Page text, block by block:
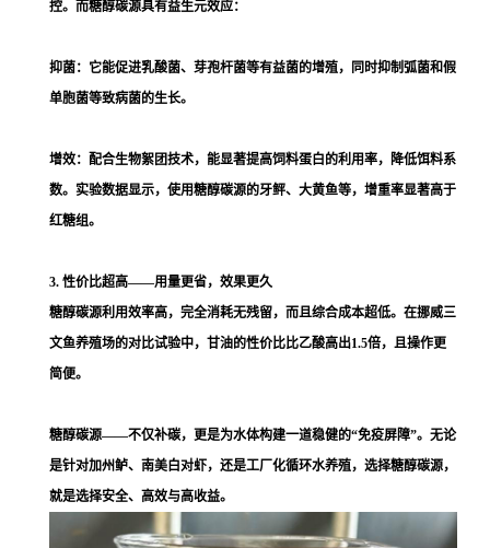
控。而糖醇碳源具有益生元效应：
抑菌：它能促进乳酸菌、芽孢杆菌等有益菌的增殖，同时抑制弧菌和假
单胞菌等致病菌的生长。
增效：配合生物絮团技术，能显著提高饲料蛋白的利用率，降低饵料系
数。实验数据显示，使用糖醇碳源的牙鲆、大黄鱼等，增重率显著高于
红糖组。
3. 性价比超高——用量更省，效果更久
糖醇碳源利用效率高，完全消耗无残留，而且综合成本超低。在挪威三
文鱼养殖场的对比试验中，甘油的性价比比乙酸高出1.5倍，且操作更
简便。
糖醇碳源——不仅补碳，更是为水体构建一道稳健的“免疫屏障”。无论
是针对加州鲈、南美白对虾，还是工厂化循环水养殖，选择糖醇碳源，
就是选择安全、高效与高收益。